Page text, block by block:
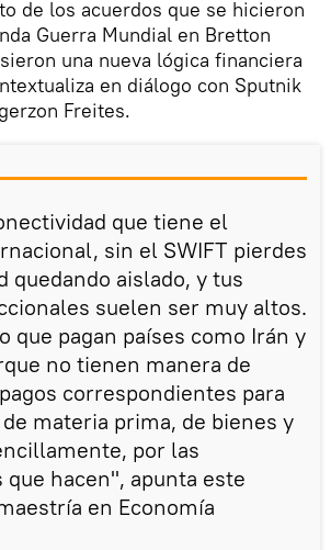
de los acuerdos que se hicieron
Guerra Mundial en Bretton
una nueva lógica financiera
en diálogo con Sputnik
Freites.
que tiene el
sin el SWIFT pierdes
quedando aislado, y tus
suelen ser muy altos.
que pagan países como Irán y
no tienen manera de
correspondientes para
materia prima, de bienes y
por las
hacen", apunta este
en Economía